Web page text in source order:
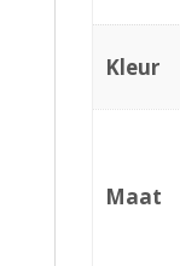
Kleur
Maat